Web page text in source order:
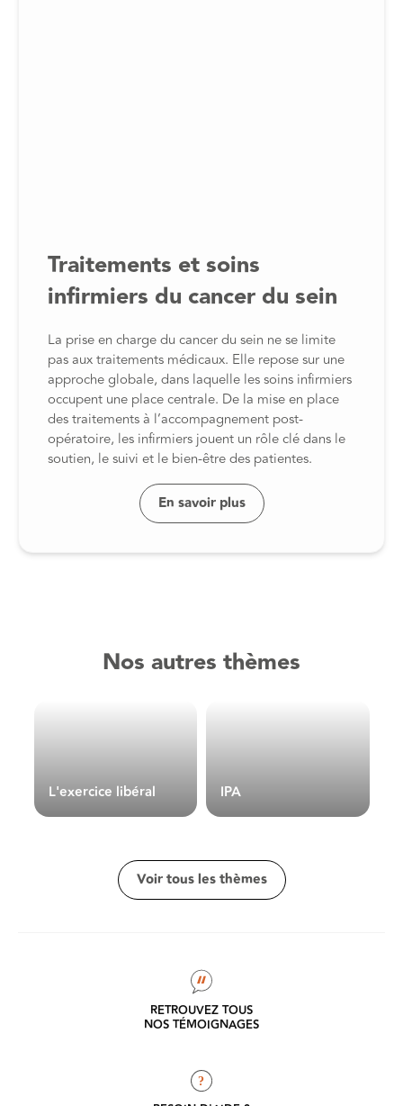
Traitements et soins
infirmiers du cancer du sein
La prise en charge du cancer du sein ne se limite
pas aux traitements médicaux. Elle repose sur une
approche globale, dans laquelle les soins infirmiers
occupent une place centrale. De la mise en place
des traitements à l’accompagnement post-
opératoire, les infirmiers jouent un rôle clé dans le
soutien, le suivi et le bien-être des patientes.
En savoir plus
Nos autres thèmes
L'exercice libéral IPA
Voir tous les thèmes
RETROUVEZ TOUS
NOS TÉMOIGNAGES
?